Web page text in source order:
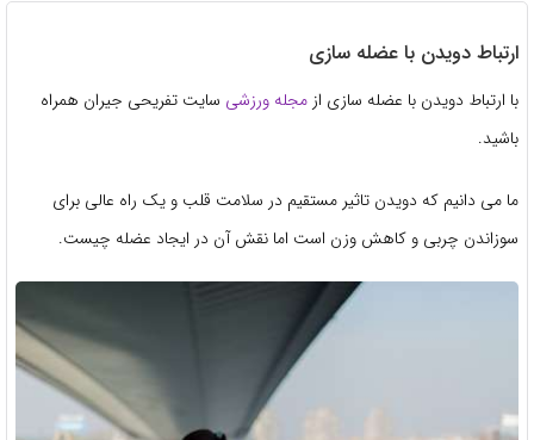
ارتباط دویدن با عضله سازی
با ارتباط دویدن با عضله سازی از مجله ورزشی سایت تفریحی جیران همراه
باشید.
ما می دانیم که دویدن تاثیر مستقیم در سلامت قلب و یک راه عالی برای
سوزاندن چربی و کاهش وزن است اما نقش آن در ایجاد عضله چیست.